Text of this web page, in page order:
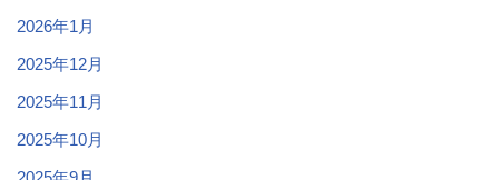
2026年1月
2025年12月
2025年11月
2025年10月